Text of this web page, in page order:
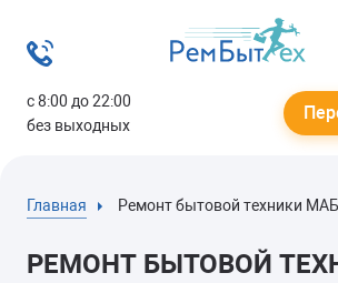
с 8:00 до 22:00
без выходных
Главная Ремонт бытовой техники
РЕМОНТ БЫТОВОЙ